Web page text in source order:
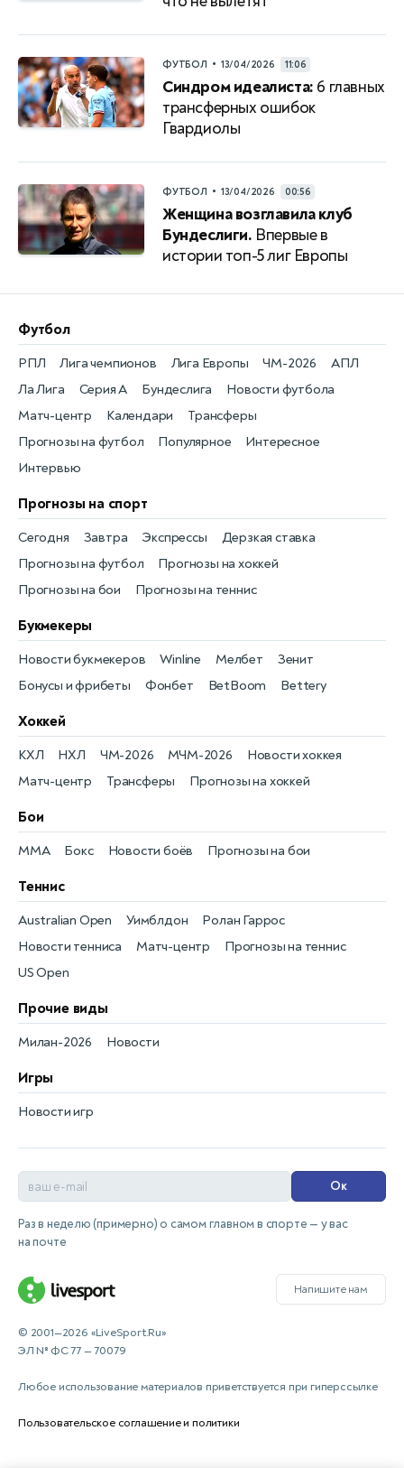
ФУТБОЛ • 13/04/2026 11:06
Синдром идеалиста: 6 главных
трансферных ошибок
Гвардиолы
ФУТБОЛ • 13/04/2026 00:56
Женщина возглавила клуб
Бундеслиги. Впервые в
истории топ-5 лиг Европы
Футбол
Новости футбола
РПЛ
Матч-центр
Лига чемпионов
Календари
Лига Европы
Трансферы
ЧМ-2026
Прогнозы на футбол
АПЛ
Популярное
Ла Лига
Интересное
Серия А
Интервью
Бундеслига
Прогнозы на спорт
Прогнозы на футбол
Сегодня
Прогнозы на хоккей
Завтра
Прогнозы на бои
Экспрессы
Прогнозы на теннис
Дерзкая ставка
Букмекеры
Бонусы и фрибеты
Новости букмекеров
Фонбет
Winline
BetBoom
Мелбет
Bettery
Зенит
Хоккей
Новости хоккея
КХЛ
Матч-центр
НХЛ
Трансферы
ЧМ-2026
Прогнозы на хоккей
МЧМ-2026
Бои
Новости боёв
MMA Прогнозы на бои
Бокс
Теннис
Новости тенниса
Australian Open
Матч-центр
Уимблдон
Прогнозы на теннис
Ролан Гаррос
US Open
Прочие виды
Новости
Милан-2026
Игры
Новости игр
Ок
Раз в неделю (примерно) о самом главном в спорте — у вас
на почте
Напишите нам
© 2001—2026 «LiveSport.Ru»
ЭЛ № ФС 77 — 70079
Любое использование материалов приветствуется при гиперссылке
Пользовательское соглашение и политики